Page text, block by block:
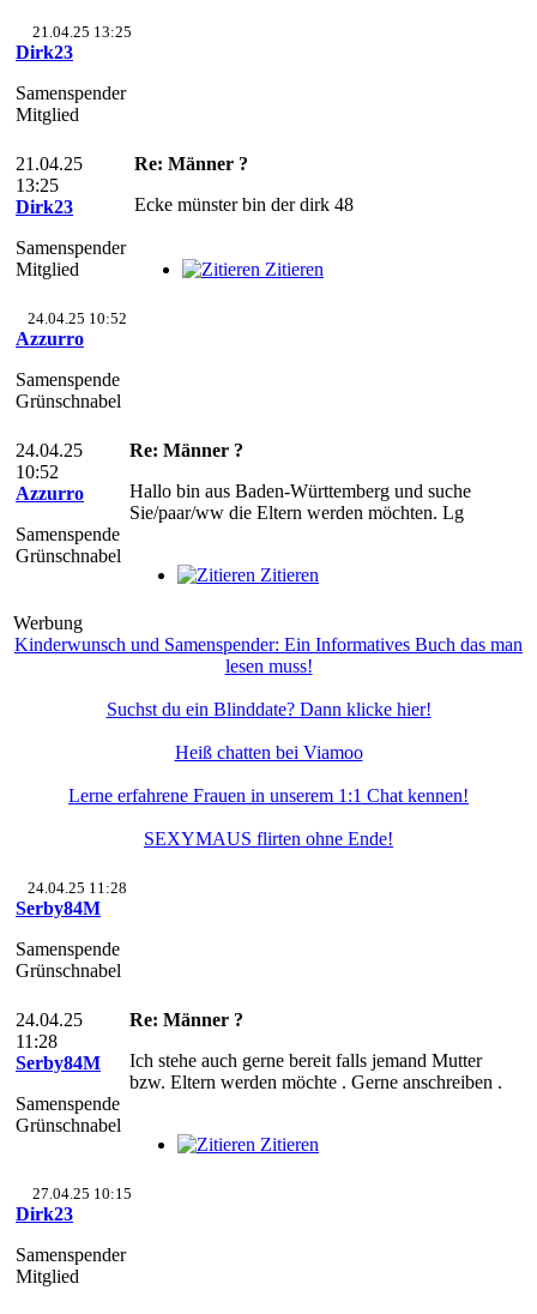
21.04.25 13:25
Dirk23
Samenspender
Mitglied
21.04.25
13:25
Dirk23
Samenspender
Mitglied
Re: Männer ?
Ecke münster bin der dirk 48
Zitieren
24.04.25 10:52
Azzurro
Samenspende
Grünschnabel
24.04.25
10:52
Azzurro
Samenspende
Grünschnabel
Re: Männer ?
Hallo bin aus Baden-Württemberg und suche
Sie/paar/ww die Eltern werden möchten. Lg
Zitieren
Werbung
Kinderwunsch und Samenspender: Ein Informatives Buch das man
lesen muss!
Suchst du ein Blinddate? Dann klicke hier!
Heiß chatten bei Viamoo
Lerne erfahrene Frauen in unserem 1:1 Chat kennen!
SEXYMAUS flirten ohne Ende!
24.04.25 11:28
Serby84M
Samenspende
Grünschnabel
24.04.25
11:28
Serby84M
Samenspende
Grünschnabel
Re: Männer ?
Ich stehe auch gerne bereit falls jemand Mutter
bzw. Eltern werden möchte . Gerne anschreiben .
Zitieren
27.04.25 10:15
Dirk23
Samenspender
Mitglied